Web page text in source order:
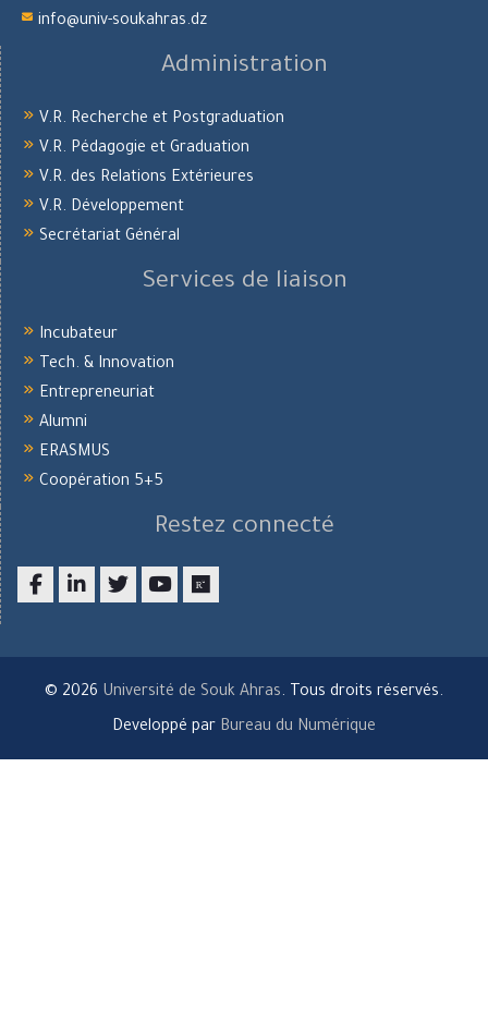
info@univ-soukahras.dz
Administration
V.R. Recherche et Postgraduation
V.R. Pédagogie et Graduation
V.R. des Relations Extérieures
V.R. Développement
Secrétariat Général
Services de liaison
Incubateur
Tech. & Innovation
Entrepreneuriat
Alumni
ERASMUS
Coopération 5+5
Restez connecté
© 2026 Université de Souk Ahras. Tous droits réservés.
Developpé par Bureau du Numérique